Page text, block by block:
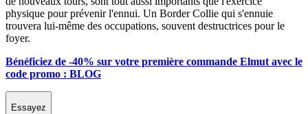
physique pour prévenir l'ennui. Un Border Collie qui s'ennuie
trouvera lui-même des occupations, souvent destructrices pour le
foyer.
Bénéficiez de -40% sur votre première commande Elmut avec le
code promo : BLOG
Essayez